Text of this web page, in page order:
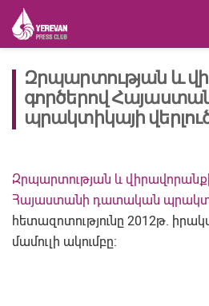
Զրպարտության և
գործերով
պրակտիկայի
Զրպարտության և
Հայաստանի դատական
հետազոտությունը 2012թ.
մամուլի ակումբը: